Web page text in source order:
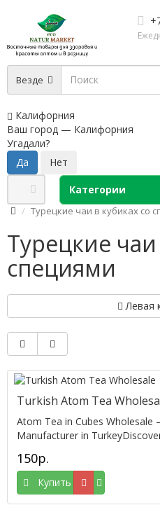
Везде
Калифорния
Ваш город — Калифорния
Угадали?
Категории
Турецкие чаи в кубиках со
Турецкие
специями
Левая
Turkish Atom Tea
Atom Tea in Cubes
Manufacturer in
150р.
Купить